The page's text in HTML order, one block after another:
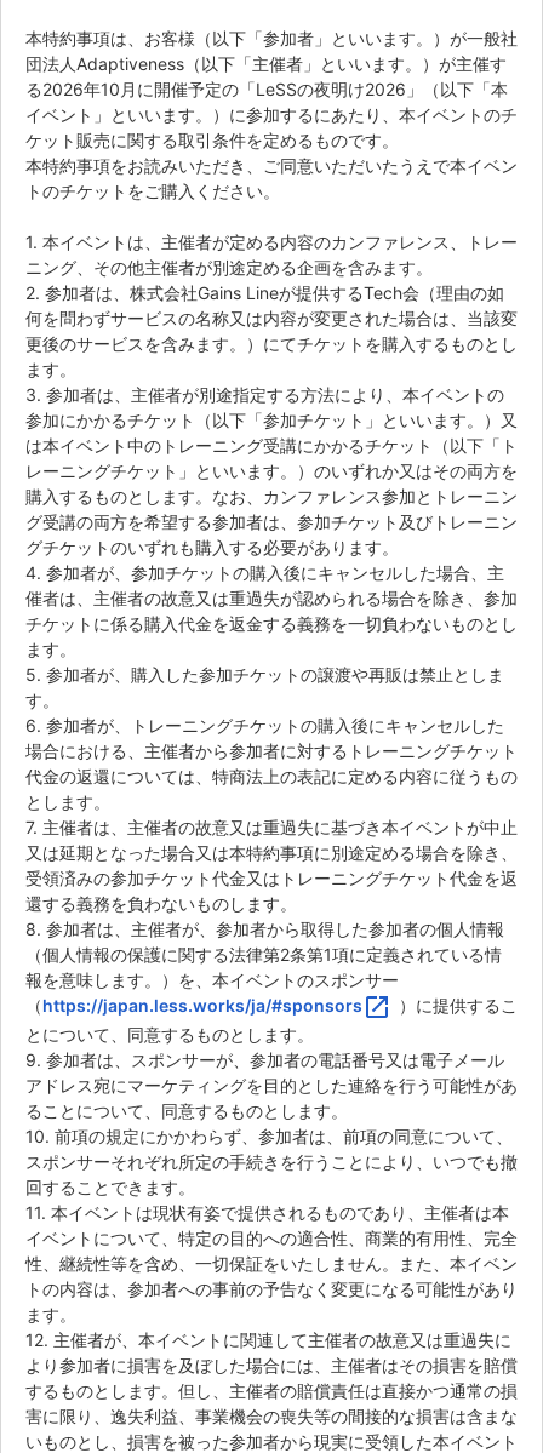
本特約事項は、お客様（以下「参加者」といいます。）が一般社
団法人Adaptiveness（以下「主催者」といいます。）が主催す
る2026年10月に開催予定の「LeSSの夜明け2026」（以下「本
イベント」といいます。）に参加するにあたり、本イベントのチ
ケット販売に関する取引条件を定めるものです。
本特約事項をお読みいただき、ご同意いただいたうえで本イベン
トのチケットをご購入ください。
1. 本イベントは、主催者が定める内容のカンファレンス、トレー
ニング、その他主催者が別途定める企画を含みます。
2. 参加者は、株式会社Gains Lineが提供するTech会（理由の如
何を問わずサービスの名称又は内容が変更された場合は、当該変
更後のサービスを含みます。）にてチケットを購入するものとし
ます。
3. 参加者は、主催者が別途指定する方法により、本イベントの
参加にかかるチケット（以下「参加チケット」といいます。）又
は本イベント中のトレーニング受講にかかるチケット（以下「ト
レーニングチケット」といいます。）のいずれか又はその両方を
購入するものとします。なお、カンファレンス参加とトレーニン
グ受講の両方を希望する参加者は、参加チケット及びトレーニン
グチケットのいずれも購入する必要があります。
4. 参加者が、参加チケットの購入後にキャンセルした場合、主
催者は、主催者の故意又は重過失が認められる場合を除き、参加
チケットに係る購入代金を返金する義務を一切負わないものとし
ます。
5. 参加者が、購入した参加チケットの譲渡や再販は禁止としま
す。
6. 参加者が、トレーニングチケットの購入後にキャンセルした
場合における、主催者から参加者に対するトレーニングチケット
代金の返還については、特商法上の表記に定める内容に従うもの
とします。
7. 主催者は、主催者の故意又は重過失に基づき本イベントが中止
又は延期となった場合又は本特約事項に別途定める場合を除き、
受領済みの参加チケット代金又はトレーニングチケット代金を返
還する義務を負わないものします。
8. 参加者は、主催者が、参加者から取得した参加者の個人情報
（個人情報の保護に関する法律第2条第1項に定義されている情
報を意味します。）を、本イベントのスポンサー
（https://japan.less.works/ja/#sponsors open_in_new
）に提供するこ
とについて、同意するものとします。
9. 参加者は、スポンサーが、参加者の電話番号又は電子メール
アドレス宛にマーケティングを目的とした連絡を行う可能性があ
ることについて、同意するものとします。
10. 前項の規定にかかわらず、参加者は、前項の同意について、
スポンサーそれぞれ所定の手続きを行うことにより、いつでも撤
回することできます。
11. 本イベントは現状有姿で提供されるものであり、主催者は本
イベントについて、特定の目的への適合性、商業的有用性、完全
性、継続性等を含め、一切保証をいたしません。また、本イベン
トの内容は、参加者への事前の予告なく変更になる可能性があり
ます。
12. 主催者が、本イベントに関連して主催者の故意又は重過失に
より参加者に損害を及ぼした場合には、主催者はその損害を賠償
するものとします。但し、主催者の賠償責任は直接かつ通常の損
害に限り、逸失利益、事業機会の喪失等の間接的な損害は含まな
いものとし、損害を被った参加者から現実に受領した本イベント